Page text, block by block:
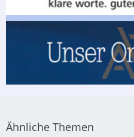
Ähnliche Themen